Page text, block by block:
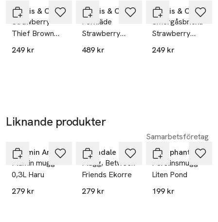
Morris & Co
Strawberry
Thief Brown
Smörgåsbricka
249 kr
Morris & Co
Förkläde
Strawberry
Thief
489 kr
Morris & Co
Smörgåsbricka
Strawberry
Theif
249 kr
Liknande produkter
Moomin Arabia
Mumin mugg
0,3L Haru
279 kr
Wrendale
Mugg, Between
Friends Ekorre
279 kr
Samarbetsföretag
Littlephant
Porslinsmugg
Liten Pond
199 kr